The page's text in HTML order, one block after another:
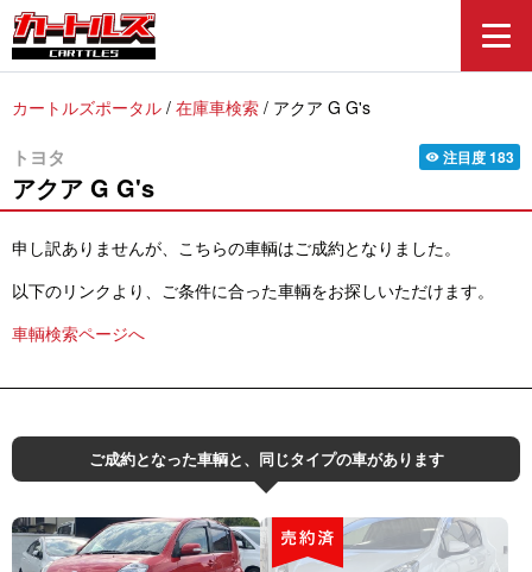
カートルズポータル / 在庫車検索 / アクア G G's
トヨタ
アクア G G's
visibility 注目度183
申し訳ありませんが、こちらの車輌はご成約となりました。
以下のリンクより、ご条件に合った車輌をお探しいただけます。
車輌検索ページへ
ご成約となった車輌と、同じタイプの車があります